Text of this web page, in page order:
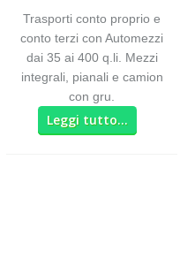
Trasporti conto proprio e
conto terzi con Automezzi
dai 35 ai 400 q.li. Mezzi
integrali, pianali e camion
con gru.
Leggi tutto…